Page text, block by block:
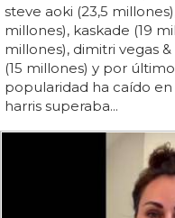
steve aoki (23,5
millones), kaskade (19
millones), dimitri vegas
(15 millones) y por
popularidad ha caído en
harris superaba...